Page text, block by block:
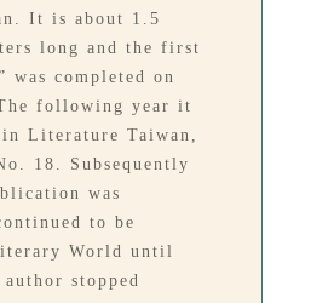
It is about 1.5
long and the first
was completed on
following year it
Literature Taiwan,
18. Subsequently
was
to be
World until
stopped